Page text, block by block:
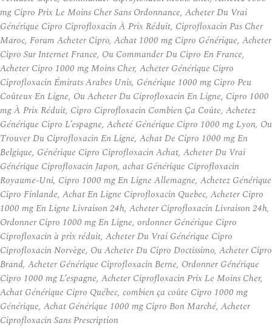
mg Cipro Prix Le Moins Cher Sans Ordonnance, Acheter Du Vrai
Générique Cipro Ciprofloxacin À Prix Réduit, Ciprofloxacin Pas Cher
Maroc, Forum Acheter Cipro, Achat 1000 mg Cipro Générique, Acheter
Cipro Sur Internet France, Ou Commander Du Cipro En France,
Acheter Cipro 1000 mg Moins Cher, Acheter Générique Cipro
Ciprofloxacin Émirats Arabes Unis, Générique 1000 mg Cipro Peu
Coûteux En Ligne, Ou Acheter Du Ciprofloxacin En Ligne, Cipro 1000
mg À Prix Réduit, Cipro Ciprofloxacin Combien Ça Coûte, Achetez
Générique Cipro L’espagne, Acheté Générique Cipro 1000 mg Lyon, Ou
Trouver Du Ciprofloxacin En Ligne, Achat De Cipro 1000 mg En
Belgique, Générique Cipro Ciprofloxacin Achat, Acheter Du Vrai
Générique Ciprofloxacin Japon, achat Générique Ciprofloxacin
Royaume-Uni, Cipro 1000 mg En Ligne Allemagne, Achetez Générique
Cipro Finlande, Achat En Ligne Ciprofloxacin Quebec, Acheter Cipro
1000 mg En Ligne Livraison 24h, Acheter Ciprofloxacin Livraison 24h,
Ordonner Cipro 1000 mg En Ligne, ordonner Générique Cipro
Ciprofloxacin à prix réduit, Acheter Du Vrai Générique Cipro
Ciprofloxacin Norvège, Ou Acheter Du Cipro Doctissimo, Acheter Cipro
Brand, Acheter Générique Ciprofloxacin Berne, Ordonner Générique
Cipro 1000 mg L’espagne, Acheter Ciprofloxacin Prix Le Moins Cher,
Achat Générique Cipro Québec, combien ça coûte Cipro 1000 mg
Générique, Achat Générique 1000 mg Cipro Bon Marché, Acheter
Ciprofloxacin Sans Prescription